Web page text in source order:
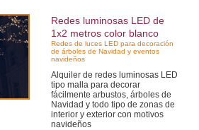
Redes luminosas LED de
1x2 metros color blanco
Redes de luces LED para decoración
de árboles de Navidad y eventos
navideños
Alquiler de redes luminosas LED
tipo malla para decorar
fácilmente arbustos, árboles de
Navidad y todo tipo de zonas de
interior y exterior con motivos
navideños